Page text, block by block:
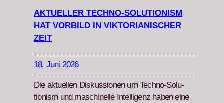
AKTUELLER TECHNO-SOLUTIONISM
HAT VORBILD IN VIKTORIANISCHER
ZEIT
18. Juni 2026
Die aktuellen Diskus­sio­nen um Tech­no-Solu­
tion­ism und maschinelle Intel­li­genz haben eine